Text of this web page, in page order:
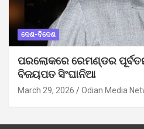
ଦେଶ-ବିଦେଶ
ପରଲୋକରେ ରେମଣ୍ଡର
ବିଜୟପତ ସିଂଘାନିଆ
March 29, 2026 Odian Media